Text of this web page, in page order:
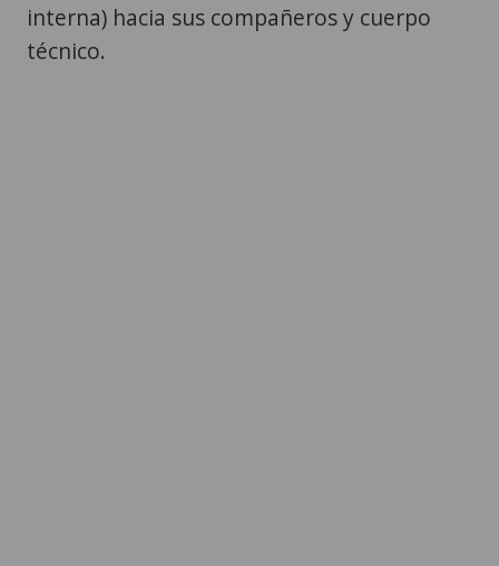
interna) hacia sus compañeros y cuerpo
técnico.